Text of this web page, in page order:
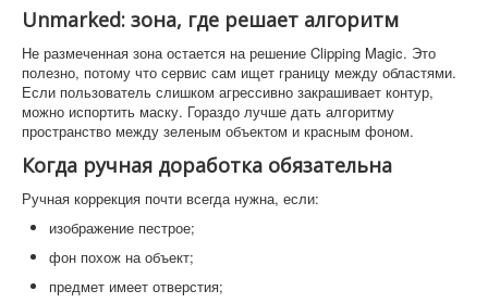
Unmarked: зона, где решает алгоритм
Не размеченная зона остается на решение Clipping Magic. Это
полезно, потому что сервис сам ищет границу между областями.
Если пользователь слишком агрессивно закрашивает контур,
можно испортить маску. Гораздо лучше дать алгоритму
пространство между зеленым объектом и красным фоном.
Когда ручная доработка обязательна
Ручная коррекция почти всегда нужна, если:
изображение пестрое;
фон похож на объект;
предмет имеет отверстия;